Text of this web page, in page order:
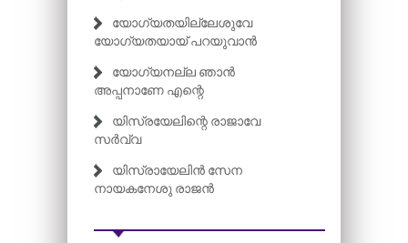
യോഗ്യതയില്ലേശുവേ
യോഗ്യതയായ് പറയുവാൻ
യോഗ്യനല്ല ഞാൻ
അപ്പനാണേ എന്റെ
യിസ്രയേലിന്റെ രാജാവേ
സർവ്വ
യിസ്രായേലിൻ സേന
നായകനേശു രാജൻ